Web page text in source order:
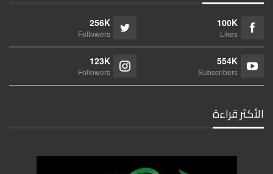
100K
Likes
256K
Followers
554K
Subscribers
123K
Followers
الأكثر قراءة